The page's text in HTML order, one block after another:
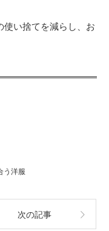
使い捨てを減らし、お
う洋服
次の記事